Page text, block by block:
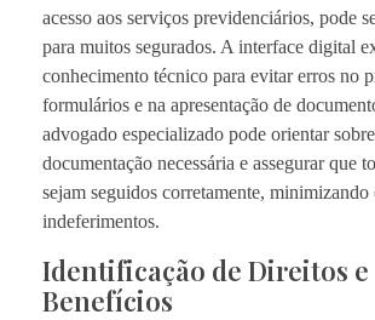
acesso aos serviços previdenciários, pode
para muitos segurados. A interface digital
conhecimento técnico para evitar erros no
formulários e na apresentação de
advogado especializado pode orientar
documentação necessária e assegurar que
sejam seguidos corretamente, minimizando
indeferimentos.
Identificação de Direitos e
Benefícios